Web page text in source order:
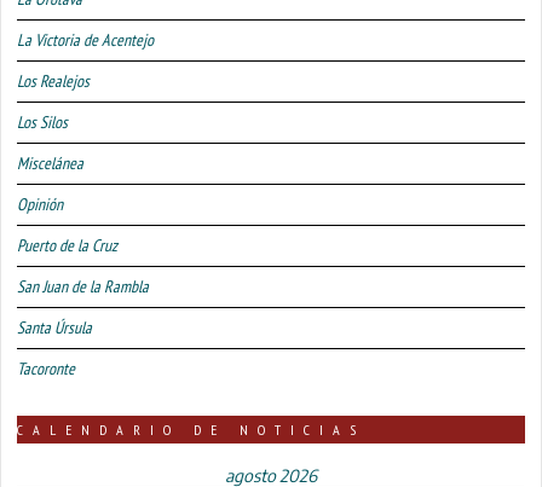
La Victoria de Acentejo
Los Realejos
Los Silos
Miscelánea
Opinión
Puerto de la Cruz
San Juan de la Rambla
Santa Úrsula
Tacoronte
CALENDARIO DE NOTICIAS
agosto 2026